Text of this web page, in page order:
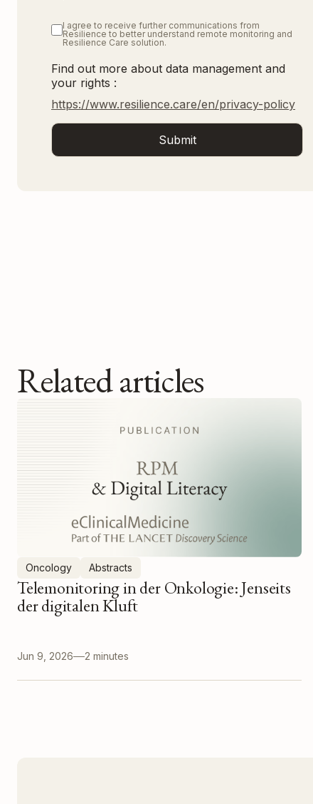
I agree to receive further communications from
Resilience to better understand remote monitoring and
Resilience Care solution.
Find out more about data management and
your rights :
https://www.resilience.care/en/privacy-policy
Related articles
Oncology Abstracts
Telemonitoring in der Onkologie: Jenseits
der digitalen Kluft
Jun 9, 2026 2 minutes